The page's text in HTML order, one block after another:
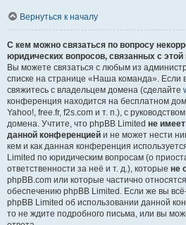
Вернуться к началу
С кем можно связаться по вопросу
юридических вопросов, связанных с
Вы можете связаться с любым из
списке на странице «Наша команда». Если
свяжитесь с владельцем домена (сделайте
конференция находится на бесплатном
Yahoo!, free.fr, f2s.com и т. п.), с
домена. Учтите, что phpBB Limited не
данной конференцией и не может нести
кем и как данная конференция
Limited по юридическим вопросам (о
ответственности за неё и т. д.), которые не
phpBB.com или которые частично
обеспечению phpBB Limited. Если же вы
phpBB Limited об использовании данной
то не ждите подробного письма, или вы